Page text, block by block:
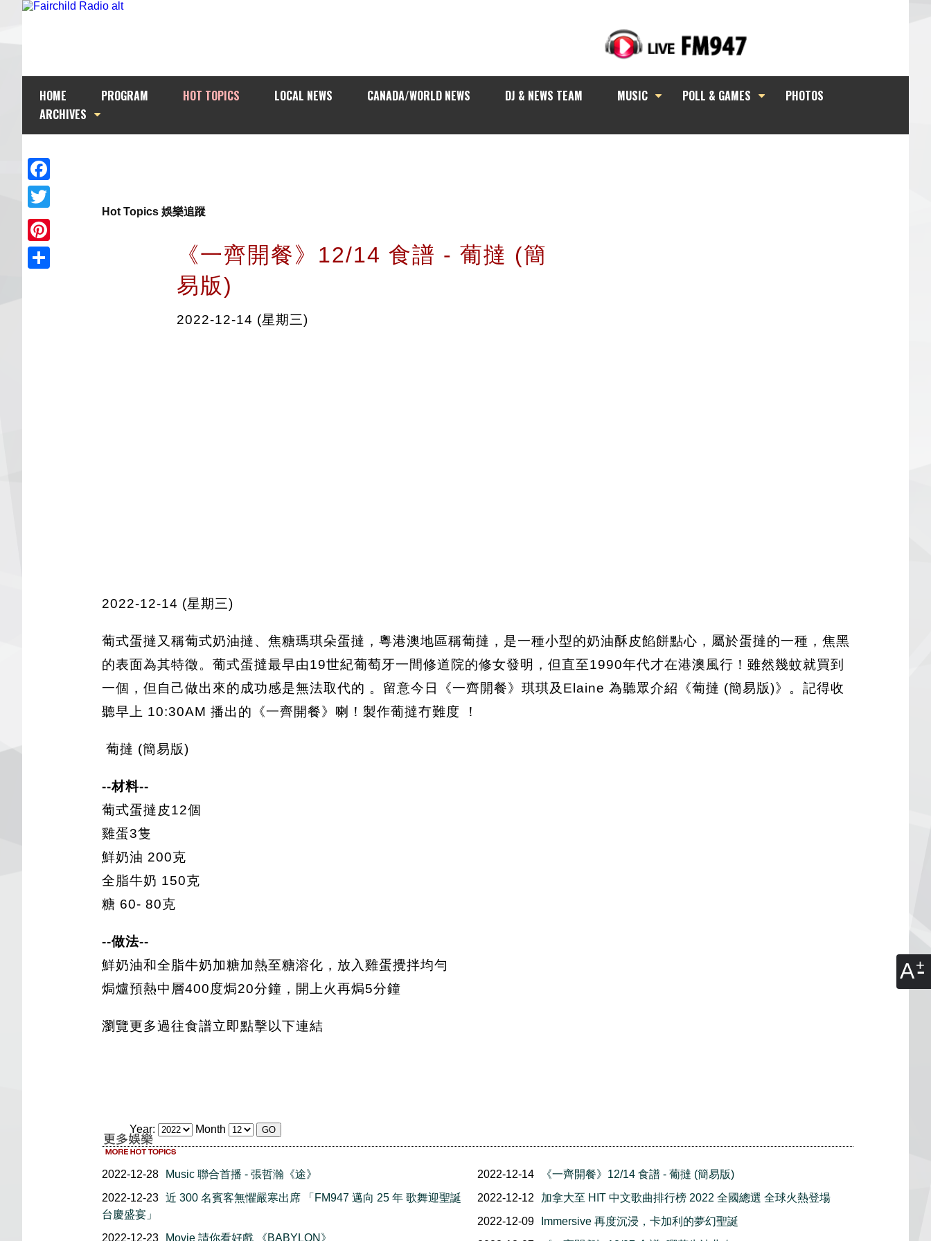
A
HOME PROGRAM HOT TOPICS LOCAL NEWS CANADA/WORLD NEWS DJ & NEWS TEAM MUSIC POLL & GAMES
PHOTOS
ARCHIVES
Facebook
Twitter
Pinterest
Hot Topics 娛樂追蹤
《一齊開餐》12/14 食譜 - 葡撻 (簡
易版)
2022-12-14 (星期三)
2022-12-14 (星期三)
葡式蛋撻又稱葡式奶油撻、焦糖瑪琪朵蛋撻，粵港澳地區稱葡撻，是一種小型的奶油酥皮餡餅點心，屬於蛋撻的一種，焦黑
的表面為其特徵。葡式蛋撻最早由19世紀葡萄牙一間修道院的修女發明，但直至1990年代才在港澳風行！雖然幾蚊就買到
一個，但自己做出來的成功感是無法取代的 。留意今日《一齊開餐》琪琪及Elaine 為聽眾介紹《葡撻 (簡易版)》。記得收
聽早上 10:30AM 播出的《一齊開餐》喇！製作葡撻冇難度 ！
葡撻 (簡易版)
--材料--
葡式蛋撻皮12個
雞蛋3隻
鮮奶油 200克
全脂牛奶 150克
糖 60- 80克
--做法--
鮮奶油和全脂牛奶加糖加熱至糖溶化，放入雞蛋攪拌均勻
焗爐預熱中層400度焗20分鐘，開上火再焗5分鐘
瀏覽更多過往食譜立即點擊以下連結
Year: Month
2022-12-28
Music 聯合首播 - 張哲瀚《途》
2022-12-23 近 300 名賓客無懼嚴寒出席 「FM947 邁向 25 年 歌舞迎聖誕
台慶盛宴」
2022-12-23
Movie 請你看好戲 《BABYLON》
2022-12-14
《一齊開餐》12/14 食譜 - 葡撻 (簡易版)
2022-12-12
加拿大至 HIT 中文歌曲排行榜 2022 全國總選 全球火熱登場
2022-12-09
Immersive 再度沉浸，卡加利的夢幻聖誕